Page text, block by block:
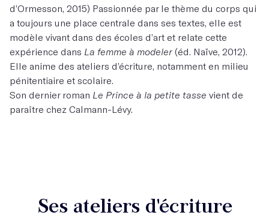
d’Ormesson, 2015) Passionnée par le thème du corps qui
a toujours une place centrale dans ses textes, elle est
modèle vivant dans des écoles d’art et relate cette
expérience dans La femme à modeler (éd. Naïve, 2012).
Elle anime des ateliers d’écriture, notamment en milieu
pénitentiaire et scolaire.
Son dernier roman Le Prince à la petite tasse vient de
paraître chez Calmann-Lévy.
Ses ateliers d'écriture